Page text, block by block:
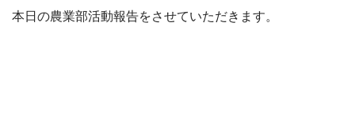
本日の農業部活動報告をさせていただきます。